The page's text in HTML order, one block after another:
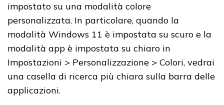
impostato su una modalità colore
personalizzata. In particolare, quando la
modalità Windows 11 è impostata su scuro e la
modalità app è impostata su chiaro in
Impostazioni > Personalizzazione > Colori, vedrai
una casella di ricerca più chiara sulla barra delle
applicazioni.